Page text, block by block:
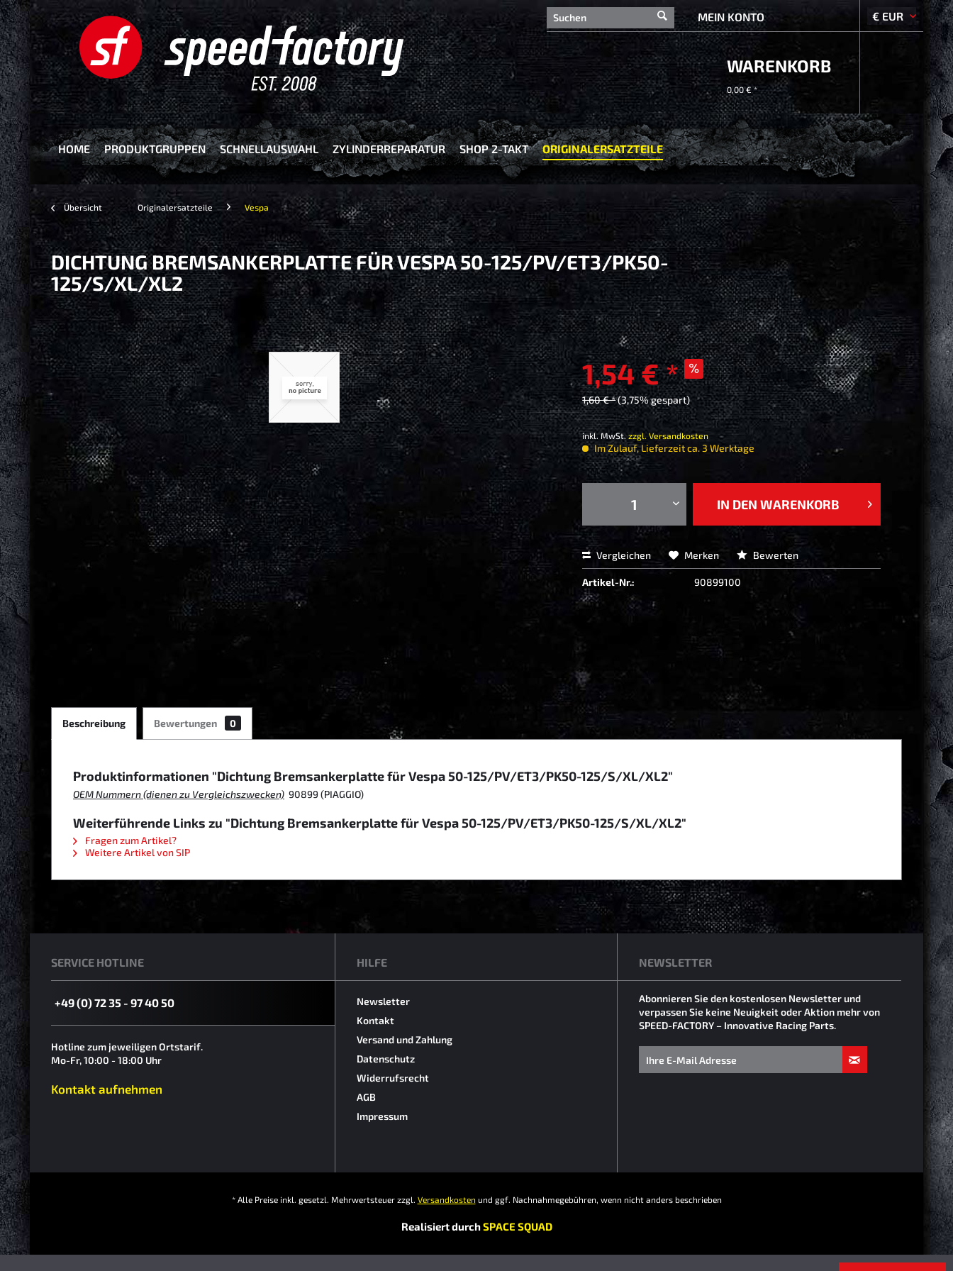
MEIN KONTO
WARENKORB
0,00 € *
HOME PRODUKTGRUPPEN SCHNELLAUSWAHL ZYLINDERREPARATUR SHOP 2-TAKT ORIGINALERSATZTEILE
Übersicht Originalersatzteile Vespa
DICHTUNG BREMSANKERPLATTE FÜR VESPA 50-125/PV/ET3/PK50-
125/S/XL/XL2
1,54 € *
1,60 € *(3,75% gespart)
inkl. MwSt.zzgl. Versandkosten
Im Zulauf, Lieferzeit ca. 3 Werktage
IN DEN WARENKORB
Vergleichen Merken Bewerten
Artikel-Nr.: 90899100
Beschreibung Bewertungen 0
Produktinformationen "Dichtung Bremsankerplatte für Vespa 50-125/PV/ET3/PK50-125/S/XL/XL2"
OEM Nummern (dienen zu Vergleichszwecken) 90899 (PIAGGIO)
Weiterführende Links zu "Dichtung Bremsankerplatte für Vespa 50-125/PV/ET3/PK50-125/S/XL/XL2"
Fragen zum Artikel?
Weitere Artikel von SIP
SERVICE HOTLINE
+49 (0) 72 35 - 97 40 50
Hotline zum jeweiligen Ortstarif.
Mo-Fr, 10:00 - 18:00 Uhr
Kontakt aufnehmen
HILFE
Newsletter
Kontakt
Versand und Zahlung
Datenschutz
Widerrufsrecht
AGB
Impressum
NEWSLETTER
Abonnieren Sie den kostenlosen Newsletter und
verpassen Sie keine Neuigkeit oder Aktion mehr von
SPEED-FACTORY – Innovative Racing Parts.
* Alle Preise inkl. gesetzl. Mehrwertsteuer zzgl. Versandkosten und ggf. Nachnahmegebühren, wenn nicht anders beschrieben
Realisiert durchSPACE SQUAD